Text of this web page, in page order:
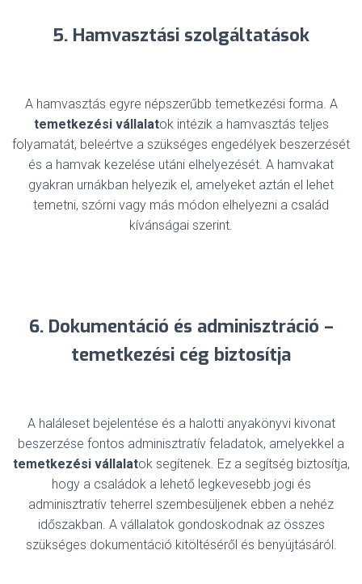
5. Hamvasztási szolgáltatások
A hamvasztás egyre népszerűbb temetkezési forma. A
temetkezési vállalatok intézik a hamvasztás teljes
folyamatát, beleértve a szükséges engedélyek beszerzését
és a hamvak kezelése utáni elhelyezését. A hamvakat
gyakran urnákban helyezik el, amelyeket aztán el lehet
temetni, szórni vagy más módon elhelyezni a család
kívánságai szerint.
6. Dokumentáció és adminisztráció –
temetkezési cég biztosítja
A haláleset bejelentése és a halotti anyakönyvi kivonat
beszerzése fontos adminisztratív feladatok, amelyekkel a
temetkezési vállalatok segítenek. Ez a segítség biztosítja,
hogy a családok a lehető legkevesebb jogi és
adminisztratív teherrel szembesüljenek ebben a nehéz
időszakban. A vállalatok gondoskodnak az összes
szükséges dokumentáció kitöltéséről és benyújtásáról.